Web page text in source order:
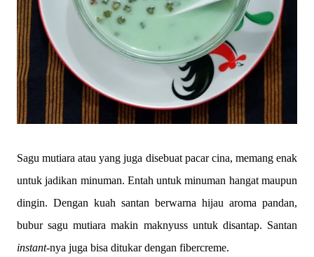
Sagu mutiara atau yang juga disebuat pacar cina, memang enak
untuk jadikan minuman. Entah untuk minuman hangat maupun
dingin. Dengan kuah santan berwarna hijau aroma pandan,
bubur sagu mutiara makin maknyuss untuk disantap. Santan
instant-nya juga bisa ditukar dengan fibercreme.